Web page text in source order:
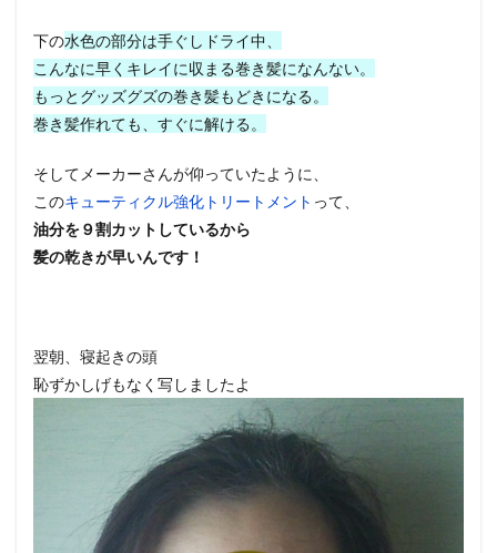
下の水色の部分は手ぐしドライ中、
こんなに早くキレイに収まる巻き髪になんない。
もっとグッズグズの巻き髪もどきになる。
巻き髪作れても、すぐに解ける。
そしてメーカーさんが仰っていたように、
このキューティクル強化トリートメント って、
油分を９割カットしているから
髪の乾きが早いんです！
翌朝、寝起きの頭
恥ずかしげもなく写しましたよ